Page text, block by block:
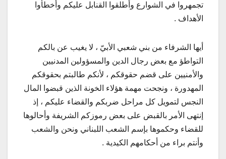
تجمهروا في الشوارع وأطلقوا القنابل عليكم وأخطأوا
الأهداف .
أيها الشرفاء من بني شعبي الأبيّ ، لا يغيب عن بالكم
التواطؤ مع بعض رجال الدين والمسؤولين المدنيين
والأمنيين على قضم حقوقكم ، لأنكم طالبتم بحقوقكم
المهدورة ، ونجحت مهمة هؤلاء الخونة الذين قبضوا المال
النجس لتمويل كل مراحل ضربكم والقضاء عليكم ، إذ
إنتهى الأمر بالقبض على بعض رموزكم الشريفة وأحالوها
للقضاء وحكموها بإسم الشعب اللبناني ونحن والشعب
وأنتم براء من أحكامهم الكيدية .